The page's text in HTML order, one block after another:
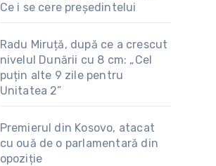
Ce i se cere președintelui
Radu Miruță, după ce a crescut
nivelul Dunării cu 8 cm: „Cel
puțin alte 9 zile pentru
Unitatea 2”
Premierul din Kosovo, atacat
cu ouă de o parlamentară din
opoziție